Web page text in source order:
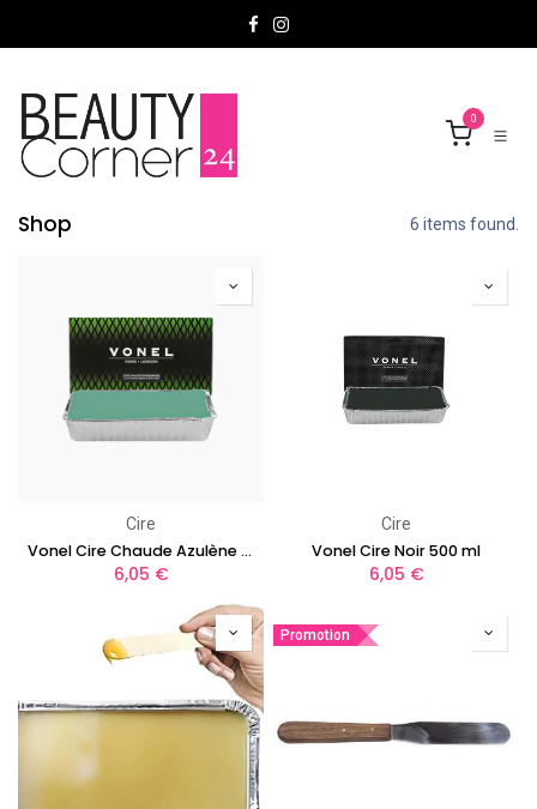
0
Shop 6 items found.
Cire
Vonel Cire Chaude Azulène Vert 500ml
6,05 €
Cire
Vonel Cire Noir 500 ml
6,05 €
Promotion